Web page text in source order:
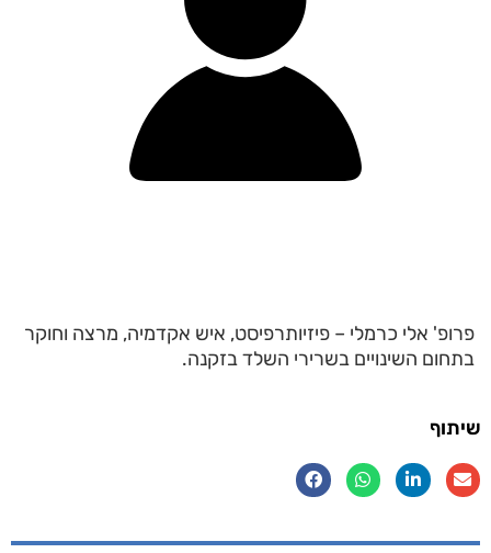
פרופ' אלי כרמלי – פיזיותרפיסט, איש אקדמיה, מרצה וחוקר
בתחום השינויים בשרירי השלד בזקנה.
שיתוף